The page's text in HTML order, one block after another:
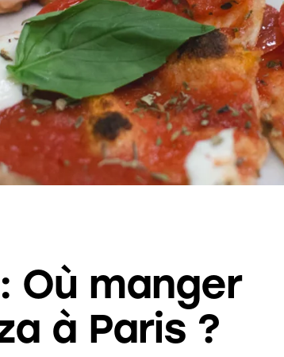
Où manger
à Paris ?